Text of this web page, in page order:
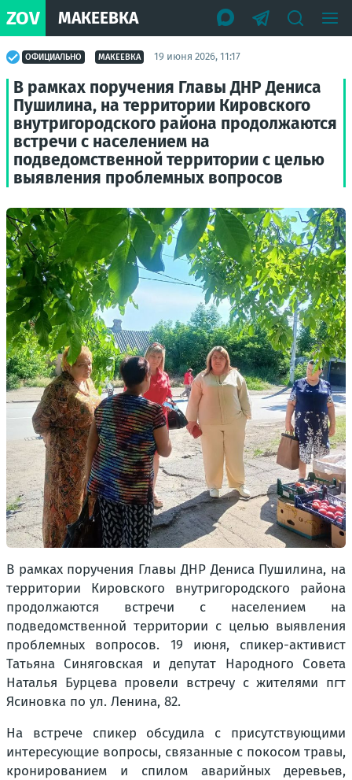
ZOV МАКЕЕВКА
ОФИЦИАЛЬНО МАКЕЕВКА 19 июня 2026, 11:17
В рамках поручения Главы ДНР Дениса
Пушилина, на территории Кировского
внутригородского района продолжаются
встречи с населением на
подведомственной территории с целью
выявления проблемных вопросов
В рамках поручения Главы ДНР Дениса Пушилина, на
территории Кировского внутригородского района
продолжаются встречи с населением на
подведомственной территории с целью выявления
проблемных вопросов. 19 июня, спикер-активист
Татьяна Синяговская и депутат Народного Совета
Наталья Бурцева провели встречу с жителями пгт
Ясиновка по ул. Ленина, 82.
На встрече спикер обсудила с присутствующими
интересующие вопросы, связанные с покосом травы,
кронированием и спилом аварийных деревьев,